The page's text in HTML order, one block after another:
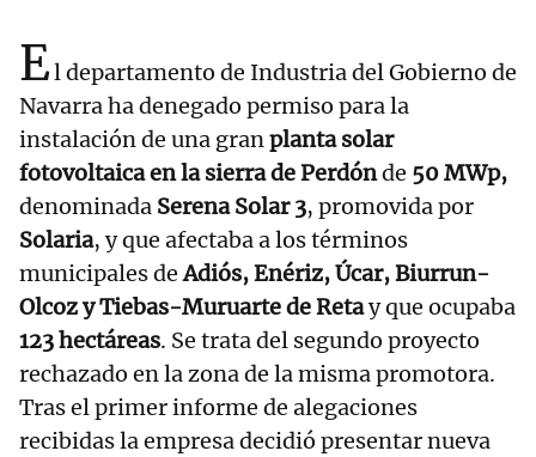
El departamento de Industria del Gobierno de
Navarra ha denegado permiso para la
instalación de una granplanta solar
fotovoltaica en la sierra de Perdónde 50 MWp,
denominada Serena Solar 3, promovida por
Solaria, y que afectaba a los términos
municipales deAdiós, Enériz, Úcar, Biurrun-
Olcoz y Tiebas-Muruarte de Retay que ocupaba
123 hectáreas. Se trata del segundo proyecto
rechazado en la zona de la misma promotora.
Tras el primer informe de alegaciones
recibidas la empresa decidió presentar nueva